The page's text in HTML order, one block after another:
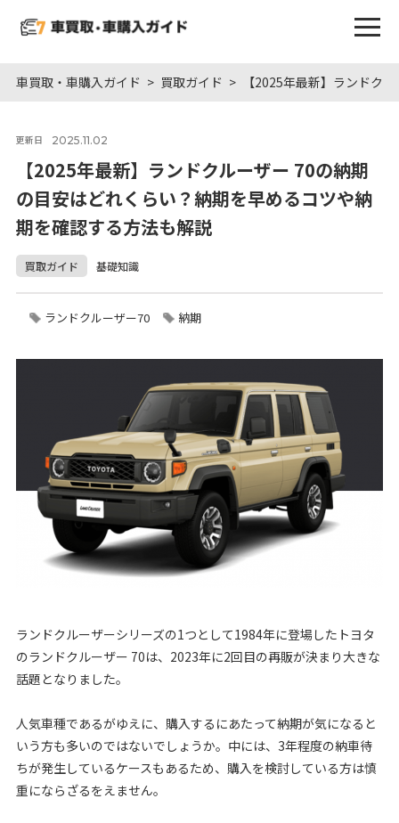
車買取・車購入ガイド 買取ガイド 【2025年最新】ランドク
更新日 2025.11.02
【2025年最新】ランドクルーザー 70の納期
の目安はどれくらい？納期を早めるコツや納
期を確認する方法も解説
買取ガイド 基礎知識
ランドクルーザー70 納期
ランドクルーザーシリーズの1つとして1984年に登場したトヨタ
のランドクルーザー 70は、2023年に2回目の再販が決まり大きな
話題となりました。
人気車種であるがゆえに、購入するにあたって納期が気になると
いう方も多いのではないでしょうか。中には、3年程度の納車待
ちが発生しているケースもあるため、購入を検討している方は慎
重にならざるをえません。